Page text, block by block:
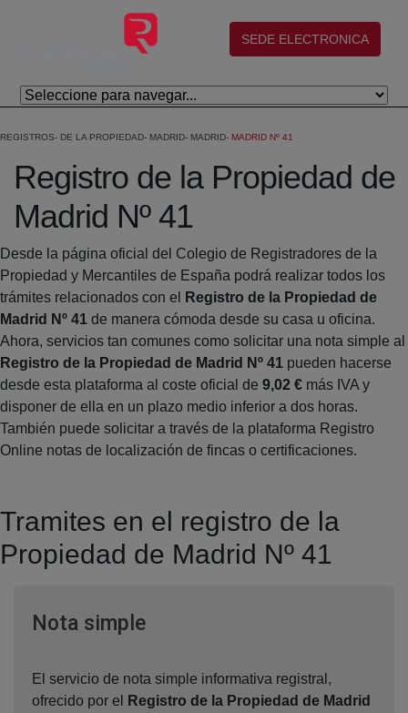
Skip to Main Content
(abre en nueva ventana)
SEDE ELECTRONICA
REGISTROS DE LA PROPIEDAD MADRID MADRID MADRID Nº 41
Registro de la Propiedad de
Madrid Nº 41
Desde la página oficial del Colegio de Registradores de la
Propiedad y Mercantiles de España podrá realizar todos los
trámites relacionados con el
Registro de la Propiedad de
Madrid Nº 41 de manera cómoda desde su casa u oficina.
Ahora, servicios tan comunes como solicitar una nota simple al
Registro de la Propiedad de Madrid Nº 41 pueden hacerse
desde esta plataforma al coste oficial de 9,02 € más IVA y
disponer de ella en un plazo medio inferior a dos horas.
También puede solicitar a través de la plataforma Registro
Online notas de localización de fincas o certificaciones.
Tramites en el registro de la
Propiedad de Madrid Nº 41
Nota simpleVentana nueva
El servicio de nota simple informativa registral,
ofrecido por el
Registro de la Propiedad de Madrid